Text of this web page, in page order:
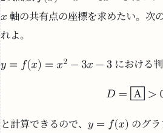
軸の共有点の座標を求めたい。次
れよ。
における
と計算できるので、 のグ